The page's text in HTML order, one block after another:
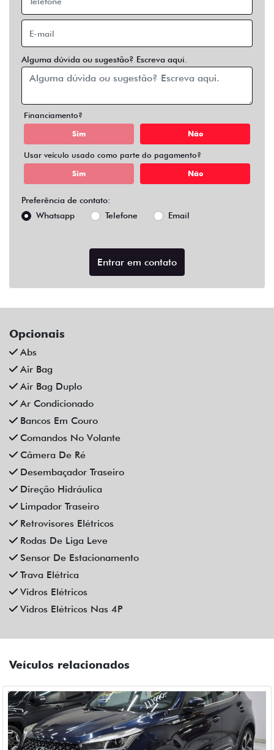
Usar veículo usado como parte do pagamento?
Whatsapp
Telefone Email
Opcionais
Abs
Air Bag
Bancos Em Couro
Comandos No Volante
Câmera De Ré
Direção Hidráulica
Limpador Traseiro
Retrovisores Elétricos
Rodas De Liga Leve
Sensor De Estacionamento
Trava Elétrica
Vidros Elétricos
Vidros Elétricos Nas 4P
Veículos relacionados
CAOA CHERY TIGGO 5X PRO 1.5 TCI FLEX HYBRID CVT 4P
AUTOMATICO 2023
Campinas
Fiat Dahruj
R$ 111.990,00